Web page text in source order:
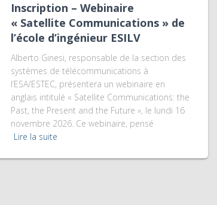
Inscription – Webinaire
« Satellite Communications » de
l’école d’ingénieur ESILV
Alberto Ginesi, responsable de la section des
systèmes de télécommunications à
l’ESA/ESTEC, présentera un webinaire en
anglais intitulé « Satellite Communications: the
Past, the Present and the Future », le lundi 16
novembre 2026. Ce webinaire, pensé
Lire la suite